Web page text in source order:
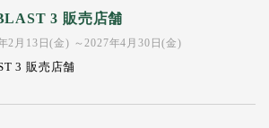
3 販売店舗
2月13日(金) ～2027年4月30日(金)
3 販売店舗